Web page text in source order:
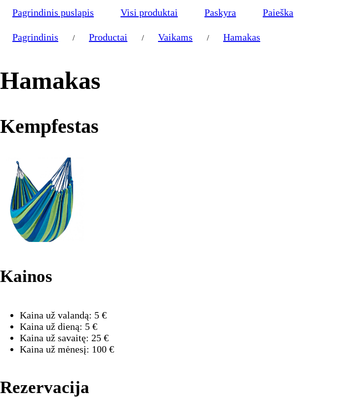
Pagrindinis puslapis Visi produktai Paskyra Paieška
Pagrindinis / Productai / Vaikams / Hamakas
Hamakas
Kempfestas
Kainos
Kaina už valandą: 5 €
Kaina už dieną: 5 €
Kaina už savaitę: 25 €
Kaina už mėnesį: 100 €
Rezervacija